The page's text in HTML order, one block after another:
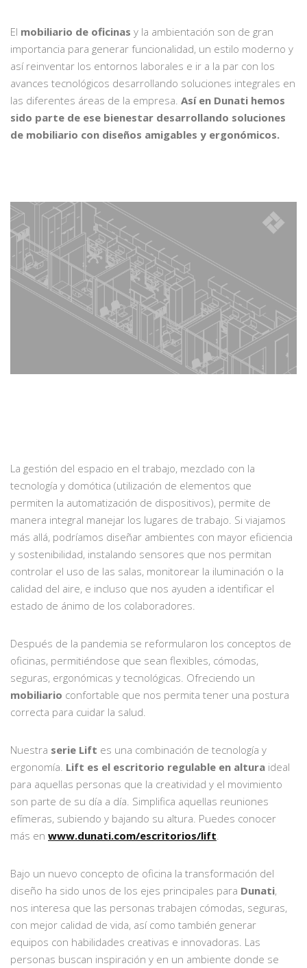
El mobiliario de oficinas y la ambientación son de gran
importancia para generar funcionalidad, un estilo moderno y
así reinventar los entornos laborales e ir a la par con los
avances tecnológicos desarrollando soluciones integrales en
las diferentes áreas de la empresa. Así en Dunati hemos
sido parte de ese bienestar desarrollando soluciones
de mobiliario con diseños amigables y ergonómicos.
La gestión del espacio en el trabajo, mezclado con la
tecnología y domótica (utilización de elementos que
permiten la automatización de dispositivos), permite de
manera integral manejar los lugares de trabajo. Si viajamos
más allá, podríamos diseñar ambientes con mayor eficiencia
y sostenibilidad, instalando sensores que nos permitan
controlar el uso de las salas, monitorear la iluminación o la
calidad del aire, e incluso que nos ayuden a identificar el
estado de ánimo de los colaboradores.
Después de la pandemia se reformularon los conceptos de
oficinas, permitiéndose que sean flexibles, cómodas,
seguras, ergonómicas y tecnológicas. Ofreciendo un
mobiliario confortable que nos permita tener una postura
correcta para cuidar la salud.
Nuestra serie Lift es una combinación de tecnología y
ergonomía. Lift es el escritorio regulable en altura ideal
para aquellas personas que la creatividad y el movimiento
son parte de su día a día. Simplifica aquellas reuniones
efímeras, subiendo y bajando su altura. Puedes conocer
más en www.dunati.com/escritorios/lift
Bajo un nuevo concepto de oficina la transformación del
diseño ha sido unos de los ejes principales para Dunati,
nos interesa que las personas trabajen cómodas, seguras,
con mejor calidad de vida, así como también generar
equipos con habilidades creativas e innovadoras. Las
personas buscan inspiración y en un ambiente donde se